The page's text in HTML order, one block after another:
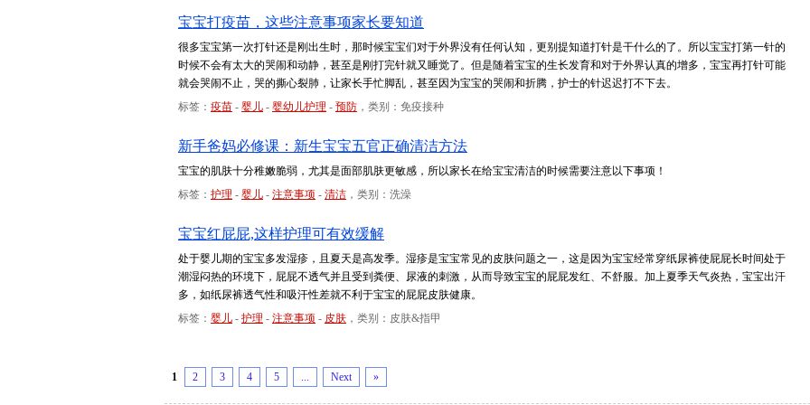
宝宝打疫苗，这些注意事项家长要知道
很多宝宝第一次打针还是刚出生时，那时候宝宝们对于外界没有任何认知，更别提知道打针是干什么的了。所以宝宝打第一针的
时候不会有太大的哭闹和动静，甚至是刚打完针就又睡觉了。但是随着宝宝的生长发育和对于外界认真的增多，宝宝再打针可能
就会哭闹不止，哭的撕心裂肺，让家长手忙脚乱，甚至因为宝宝的哭闹和折腾，护士的针迟迟打不下去。
标签： 疫苗 - 婴儿 - 婴幼儿护理 - 预防 ，类别：免疫接种
新手爸妈必修课：新生宝宝五官正确清洁方法
宝宝的肌肤十分稚嫩脆弱，尤其是面部肌肤更敏感，所以家长在给宝宝清洁的时候需要注意以下事项！
标签： 护理 - 婴儿 - 注意事项 - 清洁 ，类别：洗澡
宝宝红屁屁,这样护理可有效缓解
处于婴儿期的宝宝多发湿疹，且夏天是高发季。湿疹是宝宝常见的皮肤问题之一，这是因为宝宝经常穿纸尿裤使屁屁长时间处于
潮湿闷热的环境下，屁屁不透气并且受到粪便、尿液的刺激，从而导致宝宝的屁屁发红、不舒服。加上夏季天气炎热，宝宝出汗
多，如纸尿裤透气性和吸汗性差就不利于宝宝的屁屁皮肤健康。
标签： 婴儿 - 护理 - 注意事项 - 皮肤 ，类别：皮肤&指甲
1 2 3 4 5 ... Next »